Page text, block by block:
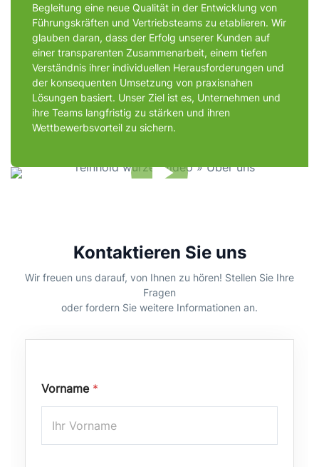
Begleitung eine neue Qualität in der Entwicklung von
Führungskräften und Vertriebsteams zu etablieren. Wir
glauben daran, dass der Erfolg unserer Kunden auf
einer transparenten Zusammenarbeit, einem tiefen
Verständnis ihrer individuellen Herausforderungen und
der konsequenten Umsetzung von praxisnahen
Lösungen basiert. Unser Ziel ist es, Unternehmen und
ihre Teams langfristig zu stärken und ihren
Wettbewerbsvorteil zu sichern.
Kontaktieren Sie uns
Wir freuen uns darauf, von Ihnen zu hören! Stellen Sie Ihre
Fragen
oder fordern Sie weitere Informationen an.
Vorname *